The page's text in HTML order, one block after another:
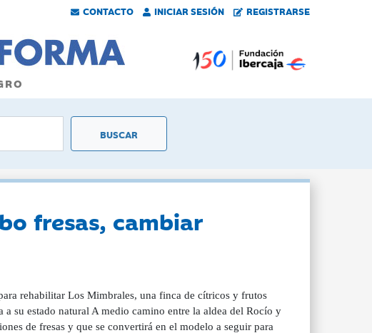
CONTACTO INICIAR SESIÓN REGISTRARSE
fresas, cambiar
rehabilitar Los Mimbrales, una finca de cítricos y frutos
su estado natural A medio camino entre la aldea del Rocío y
de fresas y que se convertirá en el modelo a seguir para